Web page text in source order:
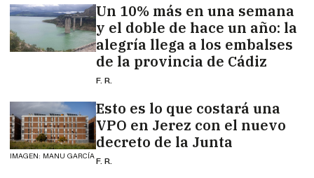
Un 10% más en una semana
y el doble de hace un año: la
alegría llega a los embalses
de la provincia de Cádiz
F. R.
IMAGEN: MANU GARCÍA
Esto es lo que costará una
VPO en Jerez con el nuevo
decreto de la Junta
F. R.